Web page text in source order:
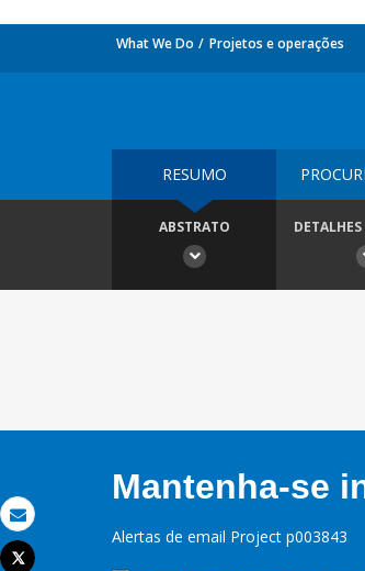
Email
Tweet
What We Do Projetos e operações
RESUMO
ABSTRATO
Mantenha-se
Alertas de email Project p003843